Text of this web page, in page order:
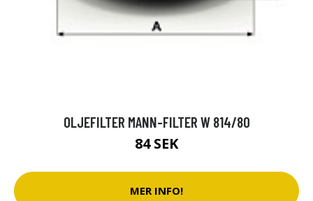
OLJEFILTER MANN-FILTER W 814/80
84 SEK
MER INFO!